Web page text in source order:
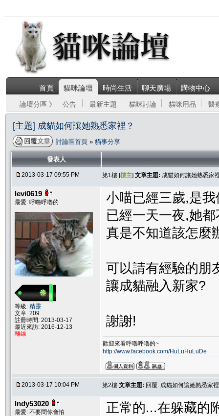
首頁 貓咪論壇 時尚生活 聊天廣場 購物中心
論壇分區 》 公告 最新主題 貓咪討論 貓咪用品 醫
[主題] 成貓如何讓她熟悉家裡？
討論區首頁 » 貓事分享
發表人
2013-03-17 09:55 PM 第1樓 [樓主] 文章主題: 成貓如何讓她熟悉家
levi0619
最愛: 呼嚕呼嚕的
等級: 精靈
文章: 209
註冊時間: 2013-03-17
最近來訪: 2016-12-13
離線
小喵已經三歲,是
已經一天一夜,她
真是不知道該怎麼
可以請有經驗的朋
讓成貓融入新家?
謝謝!
歡迎來看呼嚕呼嚕的~
http://www.facebook.com/HuLuHuLuDe
2013-03-17 10:04 PM 第2樓 文章主題: 回覆: 成貓如何讓她熟悉家
lndy53020
最愛: 不要問你會怕
正常的...在躲藏的